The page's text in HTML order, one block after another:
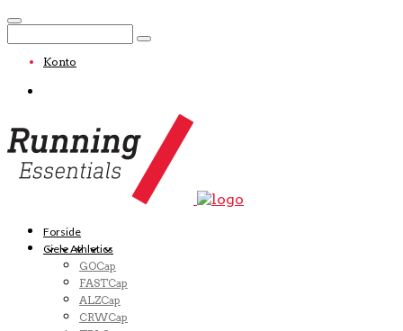
Konto
Forside
Ciele Athletics
GOCap
FASTCap
ALZCap
CRWCap